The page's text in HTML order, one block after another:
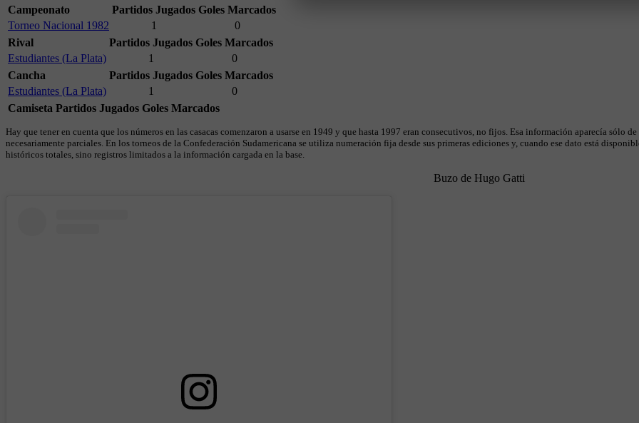
Campeonato
Partidos Jugados Goles Marcados
Torneo Nacional 1982
1
0
Rival
Partidos Jugados Goles Marcados
Estudiantes (La Plata)
1
0
Cancha
Partidos Jugados Goles Marcados
Estudiantes (La Plata)
1
0
Camiseta Partidos Jugados Goles Marcados
Hay que tener en cuenta que los números en las casacas comenzaron a usarse en 1949 y que hasta 1997 eran consecutivos, no fijos. Esa información aparecía sólo
necesariamente parciales. En los torneos de la Confederación Sudamericana se utiliza numeración fija desde sus primeras ediciones y, cuando ese dato está
históricos totales, sino registros limitados a la información cargada en la base.
Buzo de Hugo Gatti